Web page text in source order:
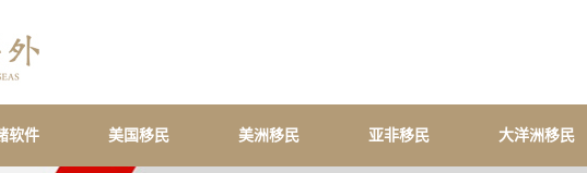
软件 美国移民 美洲移民 亚非移民 大洋洲移民